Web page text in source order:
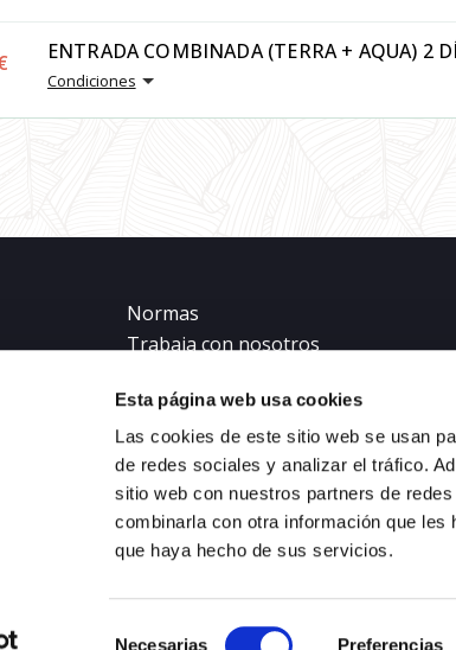
Esta página web usa cookies
Las cookies de este sitio web se usan
de redes sociales y analizar el tráfico.
sitio web con nuestros partners de
combinarla con otra información que les
que haya hecho de sus servicios.
Necesarias Preferencias
ENTRADA COMBINADA (TERRA + AQUA) 2
Condiciones
Normas
Trabaja con nosotros
Contacto
Preguntas frecuentes
Aviso Legal
Política de privacidad
Política de cookies
©2022